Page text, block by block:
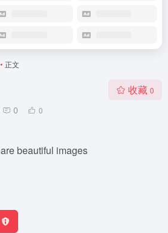
• 正文
0 0
收藏 0
beautiful images